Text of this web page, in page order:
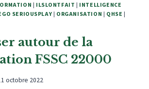
AVEC
!
| ILSLONTFAIT | INTELLIGENCE
SERIOUSPLAY | ORGANISATION | QHSE |
autour de la
FSSC 22000
octobre 2022